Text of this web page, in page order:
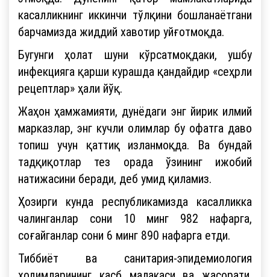
касалликнинг иккинчи тўлқини бошланаётгани
барчамизда жиддий хавотир уйғотмоқда.
Бугунги ҳолат шуни кўрсатмоқдаки, ушбу
инфекцияга қарши курашда қандайдир «сеҳрли
рецептлар» ҳали йўқ.
Жаҳон ҳамжамияти, дунёдаги энг йирик илмий
марказлар, энг кучли олимлар бу офатга даво
топиш учун қаттиқ изланмоқда. Ва бундай
тадқиқотлар тез орада ўзининг ижобий
натижасини беради, деб умид қиламиз.
Ҳозирги кунда республикамизда касалликка
чалинганлар сони 10 минг 982 нафарга,
соғайганлар сони 6 минг 890 нафарга етди.
Тиббиёт ва санитария-эпидемиология